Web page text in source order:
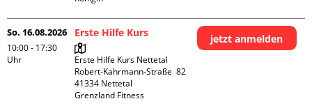
So. 16.08.2026
10:00 - 17:30
Uhr
Erste Hilfe Kurs
Erste Hilfe Kurs Nettetal
Robert-Kahrmann-Straße  82
41334 Nettetal
Grenzland Fitness
jetzt anmelden